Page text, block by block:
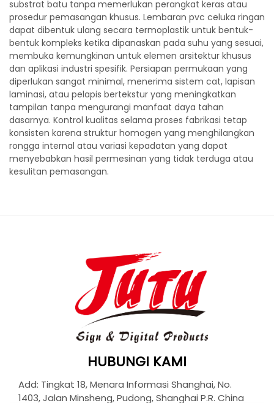
substrat batu tanpa memerlukan perangkat keras atau
prosedur pemasangan khusus. Lembaran pvc celuka ringan
dapat dibentuk ulang secara termoplastik untuk bentuk-
bentuk kompleks ketika dipanaskan pada suhu yang sesuai,
membuka kemungkinan untuk elemen arsitektur khusus
dan aplikasi industri spesifik. Persiapan permukaan yang
diperlukan sangat minimal, menerima sistem cat, lapisan
laminasi, atau pelapis bertekstur yang meningkatkan
tampilan tanpa mengurangi manfaat daya tahan
dasarnya. Kontrol kualitas selama proses fabrikasi tetap
konsisten karena struktur homogen yang menghilangkan
rongga internal atau variasi kepadatan yang dapat
menyebabkan hasil permesinan yang tidak terduga atau
kesulitan pemasangan.
HUBUNGI KAMI
Add: Tingkat 18, Menara Informasi Shanghai, No.
1403, Jalan Minsheng, Pudong, Shanghai P.R. China